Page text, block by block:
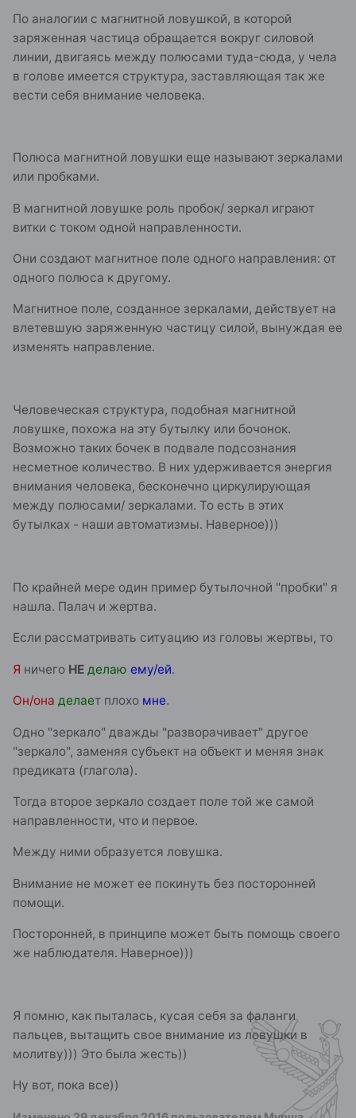
По аналогии с магнитной ловушкой, в которой
заряженная частица обращается вокруг силовой
линии, двигаясь между полюсами туда-сюда, у чела
в голове имеется структура, заставляющая так же
вести себя внимание человека.
Полюса магнитной ловушки еще называют зеркалами
или пробками.
В магнитной ловушке роль пробок/ зеркал играют
витки с током одной направленности.
Они создают магнитное поле одного направления: от
одного полюса к другому.
Магнитное поле, созданное зеркалами, действует на
влетевшую заряженную частицу силой, вынуждая ее
изменять направление.
Человеческая структура, подобная магнитной
ловушке, похожа на эту бутылку или бочонок.
Возможно таких бочек в подвале подсознания
несметное количество. В них удерживается энергия
внимания человека, бесконечно циркулирующая
между полюсами/ зеркалами. То есть в этих
бутылках - наши автоматизмы. Наверное)))
По крайней мере один пример бутылочной "пробки" я
нашла. Палач и жертва.
Если рассматривать ситуацию из головы жертвы, то
Я ничего НЕ делаю ему/ей.
Он/она делает плохо мне.
Одно "зеркало" дважды "разворачивает" другое
"зеркало", заменяя субъект на объект и меняя знак
предиката (глагола).
Тогда второе зеркало создает поле той же самой
направленности, что и первое.
Между ними образуется ловушка.
Внимание не может ее покинуть без посторонней
помощи.
Посторонней, в принципе может быть помощь своего
же наблюдателя. Наверное)))
Я помню, как пыталась, кусая себя за фаланги
пальцев, вытащить свое внимание из ловушки в
молитву))) Это была жесть))
Ну вот, пока все))